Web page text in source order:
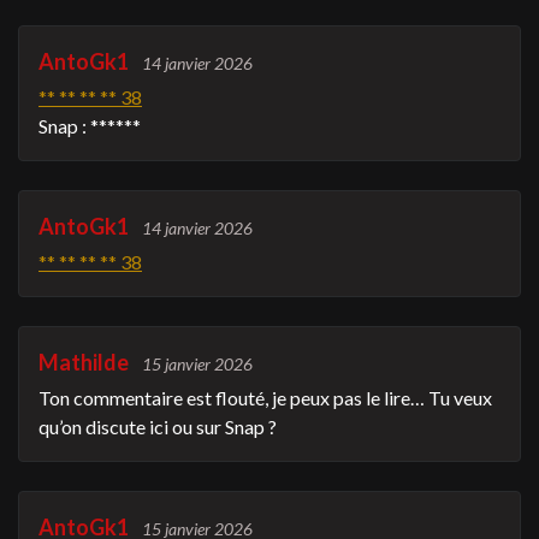
AntoGk1 14 janvier 2026
** ** ** ** 38
Snap : ******
AntoGk1 14 janvier 2026
** ** ** ** 38
Mathilde 15 janvier 2026
Ton commentaire est flouté, je peux pas le lire… Tu veux
qu’on discute ici ou sur Snap ?
AntoGk1 15 janvier 2026